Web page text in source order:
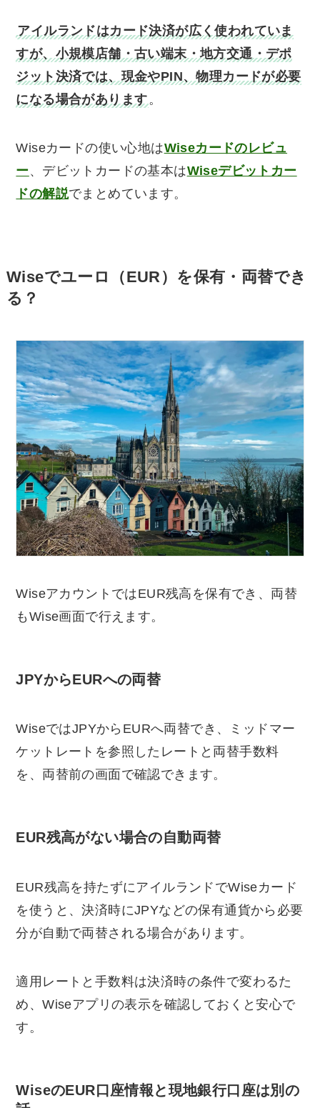
アイルランドはカード決済が広く使われていま
すが、小規模店舗・古い端末・地方交通・デポ
ジット決済では、現金やPIN、物理カードが必要
になる場合があります。
Wiseカードの使い心地はWiseカードのレビュ
ー、デビットカードの基本はWiseデビットカー
ドの解説でまとめています。
Wiseでユーロ（EUR）を保有・両替でき
る？
WiseアカウントではEUR残高を保有でき、両替
もWise画面で行えます。
JPYからEURへの両替
WiseではJPYからEURへ両替でき、ミッドマー
ケットレートを参照したレートと両替手数料
を、両替前の画面で確認できます。
EUR残高がない場合の自動両替
EUR残高を持たずにアイルランドでWiseカード
を使うと、決済時にJPYなどの保有通貨から必要
分が自動で両替される場合があります。
適用レートと手数料は決済時の条件で変わるた
め、Wiseアプリの表示を確認しておくと安心で
す。
WiseのEUR口座情報と現地銀行口座は別の